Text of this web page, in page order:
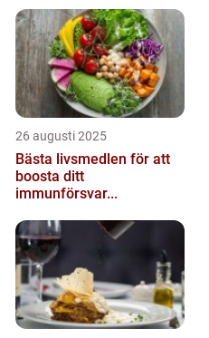
26 augusti 2025
Bästa livsmedlen för att
boosta ditt
immunförsvar...